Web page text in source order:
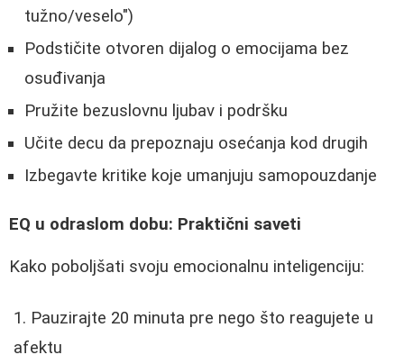
tužno/veselo")
Podstičite otvoren dijalog o emocijama bez
osuđivanja
Pružite bezuslovnu ljubav i podršku
Učite decu da prepoznaju osećanja kod drugih
Izbegavte kritike koje umanjuju samopouzdanje
EQ u odraslom dobu: Praktični saveti
Kako poboljšati svoju emocionalnu inteligenciju:
Pauzirajte 20 minuta pre nego što reagujete u
afektu